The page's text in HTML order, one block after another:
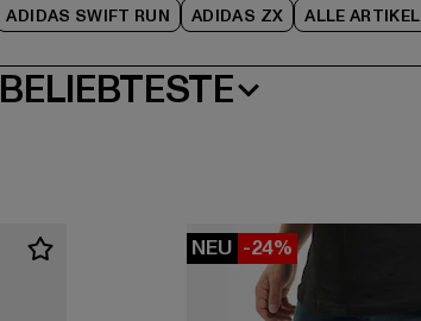
ADIDAS SWIFT RUN ADIDAS ZX ALLE ARTIKEL
BELIEBTESTE
NEU -24%